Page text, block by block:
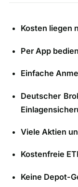
Kosten liegen
Per App
Einfache
Deutscher
Viele Aktien
Kostenfreie
Keine Depot-